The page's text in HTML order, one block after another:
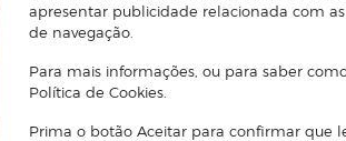
apresentar publicidade relacionada com
de navegação.
Para mais informações, ou para saber
Política de Cookies.
Prima o botão Aceitar para confirmar que